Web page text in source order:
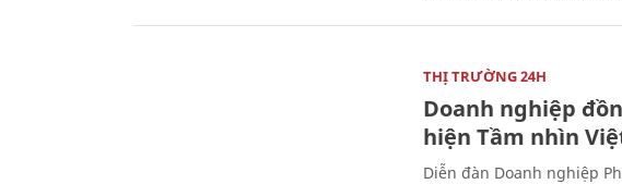
THỊ TRƯỜNG 24H
Doanh nghiệp
hiện Tầm nhìn
Diễn đàn Doanh nghiệp